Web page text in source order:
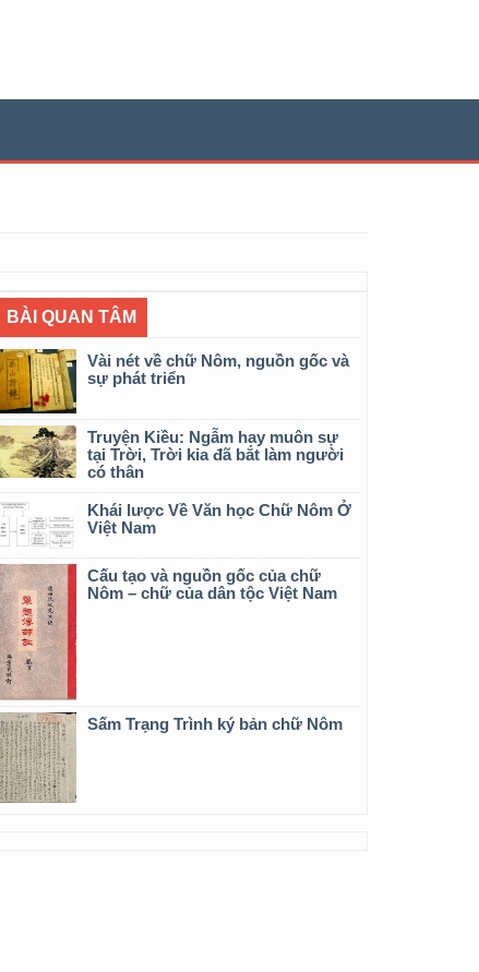
BÀI QUAN TÂM
Vài nét về chữ Nôm, nguồn gốc và
sự phát triển
Truyện Kiều: Ngẫm hay muôn sự
tại Trời, Trời kia đã bắt làm người
có thân
Khái lược Về Văn học Chữ Nôm Ở
Việt Nam
Cấu tạo và nguồn gốc của chữ
Nôm – chữ của dân tộc Việt Nam
Sấm Trạng Trình ký bản chữ Nôm